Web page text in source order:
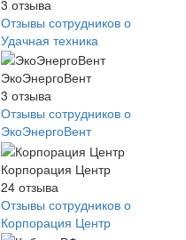
3 отзыва
Отзывы сотрудников о
Удачная техника
ЭкоЭнергоВент
3 отзыва
Отзывы сотрудников о
ЭкоЭнергоВент
Корпорация Центр
24 отзыва
Отзывы сотрудников о
Корпорация Центр